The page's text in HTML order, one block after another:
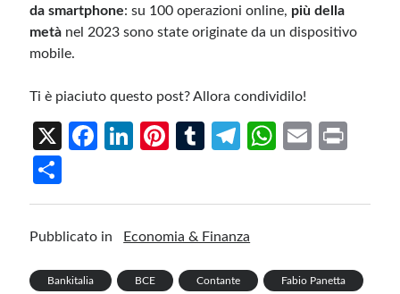
da smartphone: su 100 operazioni online, più della
metà nel 2023 sono state originate da un dispositivo
mobile.
Ti è piaciuto questo post? Allora condividilo!
X
Fa
o
k
Li
n
Pi
t
T
r
Te
m
W
p
E
h
ar
Pubblicato in Economia & Finanza
Bankitalia BCE Contante Fabio Panetta